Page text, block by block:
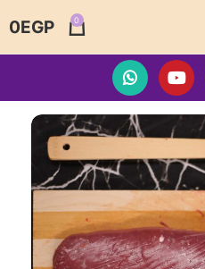
0
0EGP